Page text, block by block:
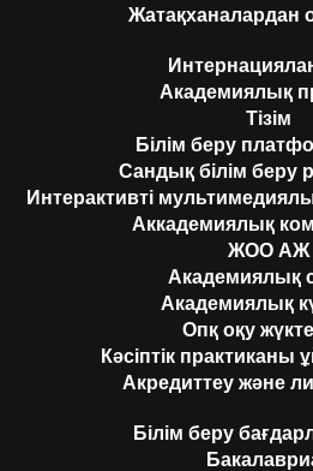
Жатақханалардан
Академиялық
Тізім
Білім беру
Сандық білім беру
Интерактивті
Аккадемиялық
ЖОО АЖ
Академиялық
Академиялық
Опқ оқу
Кәсіптік
Акредиттеу және
Білім беру